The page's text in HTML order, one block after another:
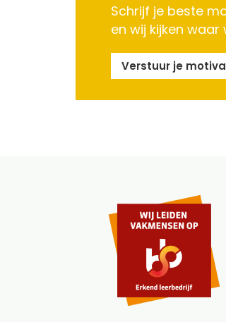
Schrijf je beste
en wij kijken waar
Verstuur je